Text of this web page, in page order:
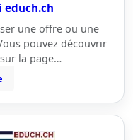
educh.ch
une offre ou une
pouvez découvrir
la page…